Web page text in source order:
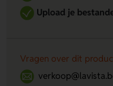
Upload je
Vragen over dit